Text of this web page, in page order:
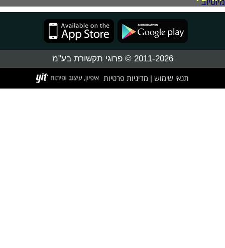
2011-2026 © פרוגי תקשורת בע"מ
תנאי שימוש מדיניות פרטיות